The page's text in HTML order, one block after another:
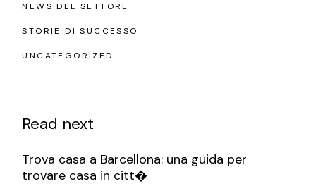
NEWS DEL SETTORE
STORIE DI SUCCESSO
UNCATEGORIZED
Read next
Trova casa a Barcellona: una guida per
trovare casa in citt�